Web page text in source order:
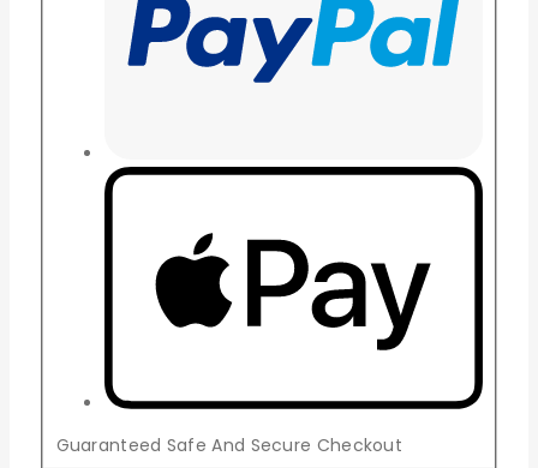
Guaranteed Safe And Secure Checkout